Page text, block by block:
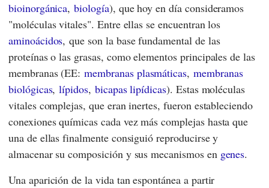
bioinorgánica,biología), que hoy en día consideramos
"moléculas vitales". Entre ellas se encuentran los
aminoácidos, que son la base fundamental de las
proteínas o las grasas, como elementos principales de las
membranas (EE:membranas plasmáticas, membranas
biológicas,lípidos, bicapas lipídicas). Estas moléculas
vitales complejas, que eran inertes, fueron estableciendo
conexiones químicas cada vez más complejas hasta que
una de ellas finalmente consiguió reproducirse y
almacenar su composición y sus mecanismos en genes.
Una aparición de la vida tan espontánea a partir